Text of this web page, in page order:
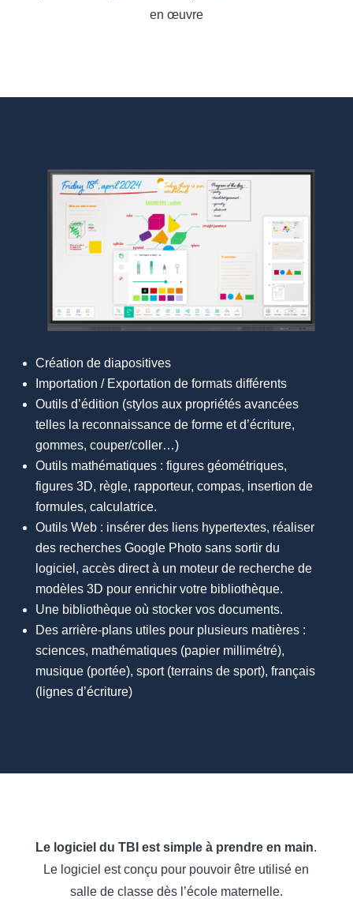
en œuvre
Création de diapositives
Importation / Exportation de formats différents
Outils d’édition (stylos aux propriétés avancées
telles la reconnaissance de forme et d’écriture,
gommes, couper/coller…)
Outils mathématiques : figures géométriques,
figures 3D, règle, rapporteur, compas, insertion de
formules, calculatrice.
Outils Web : insérer des liens hypertextes, réaliser
des recherches Google Photo sans sortir du
logiciel, accès direct à un moteur de recherche de
modèles 3D pour enrichir votre bibliothèque.
Une bibliothèque où stocker vos documents.
Des arrière-plans utiles pour plusieurs matières :
sciences, mathématiques (papier millimétré),
musique (portée), sport (terrains de sport), français
(lignes d’écriture)
Le logiciel du TBI est simple à prendre en main.
Le logiciel est conçu pour pouvoir être utilisé en
salle de classe dès l’école maternelle.